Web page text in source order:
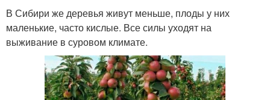
В Сибири же деревья живут меньше, плоды у них
маленькие, часто кислые. Все силы уходят на
выживание в суровом климате.